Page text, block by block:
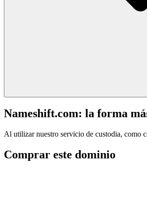
Nameshift.com: la forma
Al utilizar nuestro servicio de custodia, como
Comprar este dominio